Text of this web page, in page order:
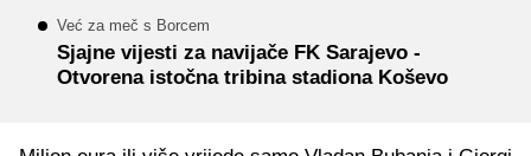
Već za meč s Borcem
Sjajne vijesti za navijače FK Sarajevo -
Otvorena istočna tribina stadiona Koševo